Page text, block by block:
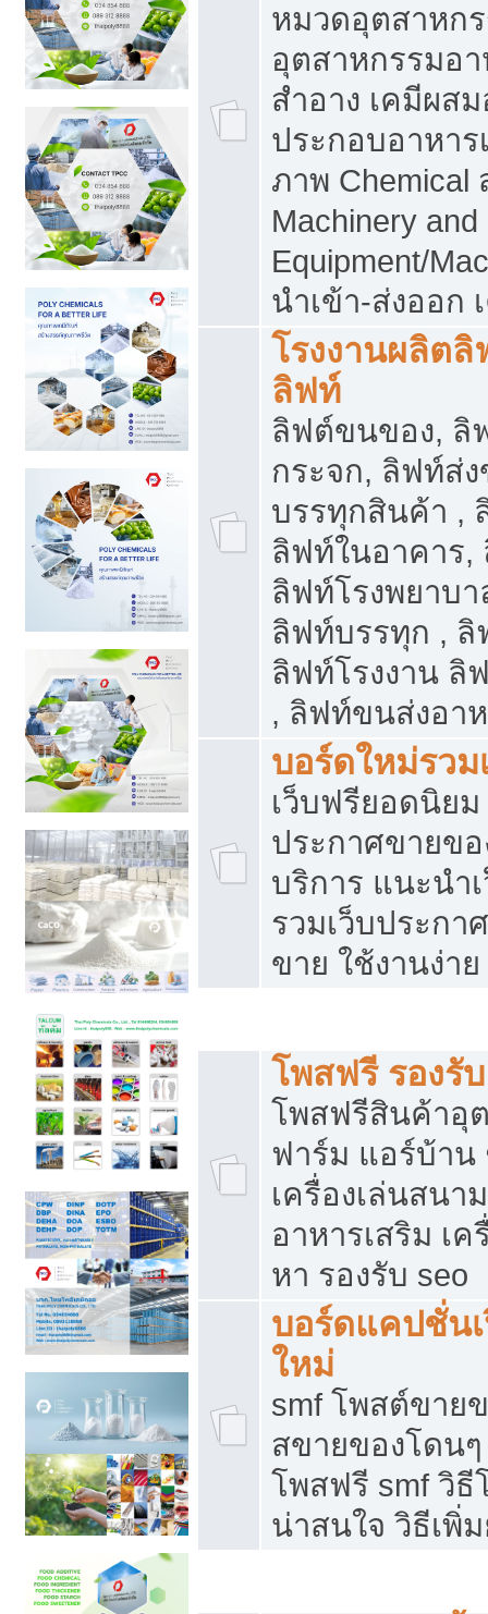
หมวดอุตสาหก
อุตสาหกรรมอา
สำอาง เคมีผส
ประกอบอาหาร
ภาพ Chemical
Machinery
Equipment/
นำเข้า-ส่งออก
โรงงานผลิต
ลิฟท์
ลิฟต์ขนของ, ลิ
กระจก, ลิฟท์ส่
บรรทุกสินค้า ,
ลิฟท์ในอาคาร,
ลิฟท์โรงพยาบ
ลิฟท์บรรทุก ,
ลิฟท์โรงงาน ลิ
, ลิฟท์ขนส่งอา
บอร์ดใหม่รว
เว็บฟรียอดนิย
ประกาศขายข
บริการ แนะนำ
รวมเว็บประกา
ขาย ใช้งานง่าย
โพสฟรี รองรั
โพสฟรีสินค้าอุ
ฟาร์ม แอร์บ้าน
เครื่องเล่นสนา
อาหารเสริม เ
หา รองรับ seo
บอร์ดแคปชั่น
ใหม่
smf โพสต์ขาย
สขายของโดน
โพสฟรี smf วิธี
น่าสนใจ วิธีเพิ่